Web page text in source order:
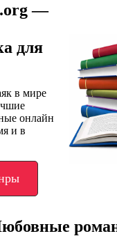
—
для
в мире
онлайн
и в